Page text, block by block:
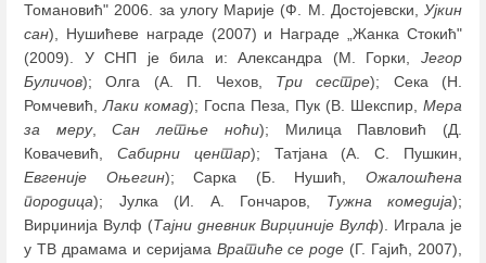
Томановић" 2006. за улогу Марије (Ф. М. Достојевски, Ујкин
сан), Нушићеве награде (2007) и Награде „Жанка Стокић"
(2009). У СНП је била и: Александра (М. Горки, Јегор
Буличов); Олга (А. П. Чехов, Три сестре); Сека (Н.
Ромчевић,Лаки комад); Госпа Пеза, Пук (В. Шекспир, Мера
за меру,Сан летње ноћи); Милица Павловић (Д.
Ковачевић, Сабирни центар); Татјана (А. С. Пушкин,
Евгеније Оњегин); Сарка (Б. Нушић,Ожалошћена
породица); Јулка (И. А. Гончаров, Тужна комедија);
Вирџинија Вулф (Тајни дневник Вирџиније Вулф). Играла је
у ТВ драмама и серијама Вратиће се роде (Г. Гајић, 2007),